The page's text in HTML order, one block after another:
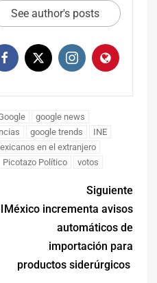
See author's posts
google news
google trends
INE
en el extranjero
Picotazo Político votos
Siguiente
México incrementa avisos
automáticos de
importación para
productos siderúrgicos